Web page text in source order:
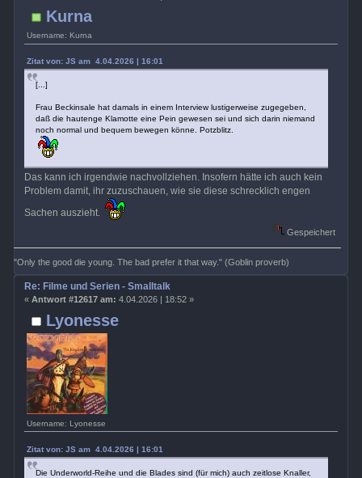
Kurna
Username: Kurna
Zitat von: JS am 4.04.2026 | 16:01
[...]
Frau Beckinsale hat damals in einem Interview lustigerweise zugegeben,
daß die hautenge Klamotte eine Pein gewesen sei und sich darin niemand
noch normal und bequem bewegen könne. Potzblitz.
Das kann ich irgendwie nachvollziehen. Insofern hätte ich auch kein
Problem damit, ihr zuzuschauen, wie sie diese schrecklich engen
Sachen auszieht.
Gespeichert
"Only the good die young. The bad prefer it that way." (Goblin proverb)
Lyonesse
Username: Lyonesse
Re: Filme und Serien - Smalltalk
« Antwort #12617 am: 4.04.2026 | 18:52 »
Zitat von: JS am 4.04.2026 | 16:01
Die Underworld-Reihe und die Blades sind (für mich) auch zeitlose Knaller,